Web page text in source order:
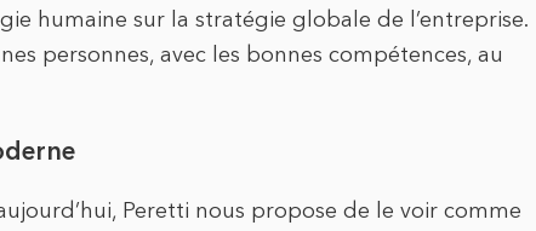
humaine sur la stratégie globale de l’entreprise.
personnes, avec les bonnes compétences, au
Peretti nous propose de le voir comme